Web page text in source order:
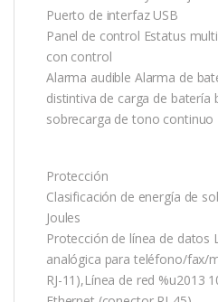
Puerto de interfaz USB
Panel de control Estatus
con control
Alarma audible Alarma de
distintiva de carga de batería
sobrecarga de tono continuo
Protección
Clasificación de energía de
Joules
Protección de línea de datos
analógica para teléfono/fax/
RJ-11),Línea de red %u2013